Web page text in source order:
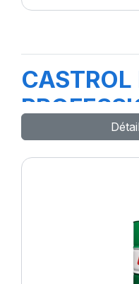
CASTROL
5W-30